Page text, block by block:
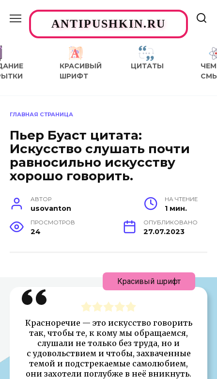
содержаниюANTIPUSHKIN.RU
КРАСИВЫЙ
ШРИФТ
ЦИТАТЫ
ЧЕМ
ГЛАВНАЯ СТРАНИЦА
Пьер Буаст цитата:
Искусство слушать почти
равносильно искусству
хорошо говорить.
АВТОР
usovanton
НА ЧТЕНИЕ
1 мин.
ПРОСМОТРОВ
24
ОПУБЛИКОВАНО
27.07.2023
Красноречие — это искусство говорить
так, чтобы те, к кому мы обращаемся,
слушали не только без труда, но и
с удовольствием и чтобы, захваченные
темой и подстрекаемые самолюбием,
они захотели поглубже в неё вникнуть.
Красивый шрифт